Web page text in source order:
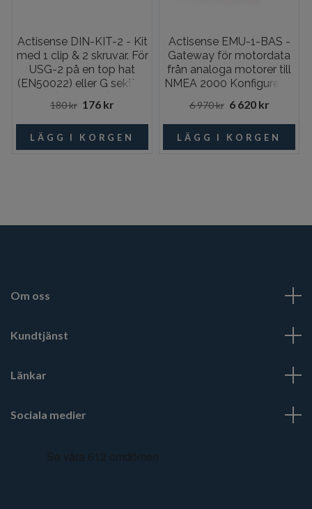
Actisense DIN-KIT-2 - Kit
med 1 clip & 2 skruvar. För
USG-2 på en top hat
(EN50022) eller G sektion
180 kr 176 kr
Actisense EMU-1-BAS -
Gateway för motordata
från analoga motorer till
NMEA 2000 Konfigureras
6 970 kr 6 620 kr
Om oss
Kundtjänst
Länkar
Sociala medier